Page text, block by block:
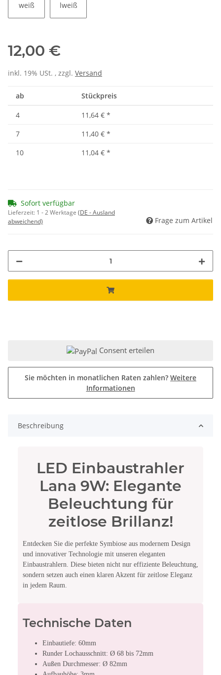
12,00 €
inkl. 19% USt. , zzgl. Versand
ab Stückpreis
4 11,64 € *
7
11,40 € *
10
11,04 € *
Sofort verfügbar
Lieferzeit: 1 - 2 Werktage (DE - Ausland
abweichend)
Frage zum Artikel
Consent erteilen
Sie möchten in monatlichen Raten zahlen? Weitere
Informationen
Beschreibung
LED Einbaustrahler
Lana 9W: Elegante
Beleuchtung für
zeitlose Brillanz!
Entdecken Sie die perfekte Symbiose aus modernem Design
und innovativer Technologie mit unseren eleganten
Einbaustrahlern. Diese bieten nicht nur effiziente Beleuchtung,
sondern setzen auch einen klaren Akzent für zeitlose Eleganz
in jedem Raum.
Technische Daten
Einbautiefe: 60mm
Runder Lochausschnitt: Ø 68 bis 72mm
Außen Durchmesser: Ø 82mm